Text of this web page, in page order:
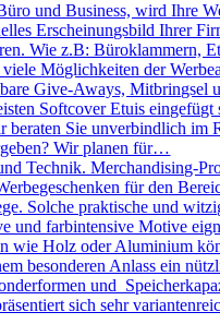
und Business, wird Ihre
Erscheinungsbild Ihrer
Wie z.B: Büroklammern,
Möglichkeiten der
Give-Aways,
Softcover Etuis
Sie unverbindlich
Wir planen für…
Technik. Merchandising-
für den
Solche praktische und
farbintensive Motive
Holz oder Aluminium
besonderen Anlass ein
und
sich sehr